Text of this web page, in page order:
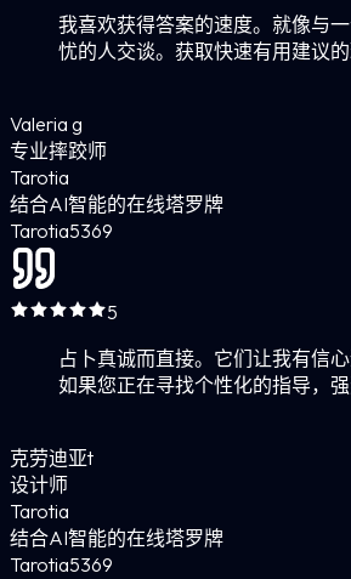
我喜欢获得答案的速度。就像与
忧的人交谈。获取快速有用建议的
Valeria g
专业摔跤师
Tarotia
结合AI智能的在线塔罗牌
Tarotia5369
5
占卜真诚而直接。它们让我有信心
如果您正在寻找个性化的指导，强
克劳迪亚t
设计师
Tarotia
结合AI智能的在线塔罗牌
Tarotia5369